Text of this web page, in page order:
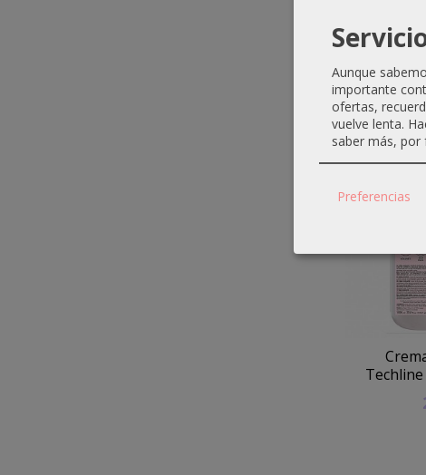
Techline
Aunque
importante
ofertas,
vuelve lenta.
saber más, por
Preferencias